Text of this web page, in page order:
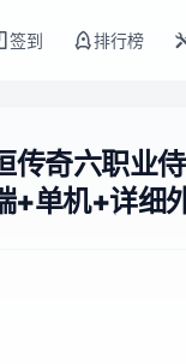
签到 排行榜
传奇六职业
+单机+详细